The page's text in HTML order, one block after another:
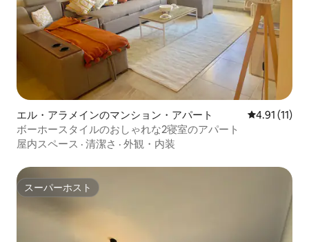
エル・アラメインのマンション・アパート レビュー11
4.91 (11)
ボーホースタイルのおしゃれな2寝室のアパート
屋内スペース · 清潔さ · 外観・内装
スーパーホスト
スーパーホスト